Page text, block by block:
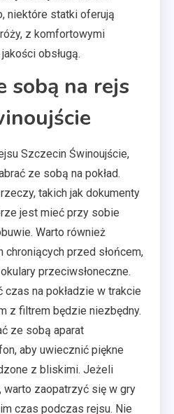
niektóre statki oferują
z komfortowymi
obsługą.
sobą na rejs
Szczecin Świnoujście,
ze sobą na pokład.
takich jak dokumenty
jest mieć przy sobie
Warto również
przed słońcem,
przeciwsłoneczne.
na pokładzie w trakcie
z filtrem będzie niezbędny.
ze sobą aparat
aby uwiecznić piękne
z bliskimi. Jeżeli
zaopatrzyć się w gry
czas podczas rejsu. Nie